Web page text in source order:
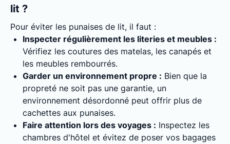
lit ?
Pour éviter les punaises de lit, il faut :
Inspecter régulièrement les literies et meubles :
Vérifiez les coutures des matelas, les canapés et
les meubles rembourrés.
Garder un environnement propre : Bien que la
propreté ne soit pas une garantie, un
environnement désordonné peut offrir plus de
cachettes aux punaises.
Faire attention lors des voyages : Inspectez les
chambres d'hôtel et évitez de poser vos bagages